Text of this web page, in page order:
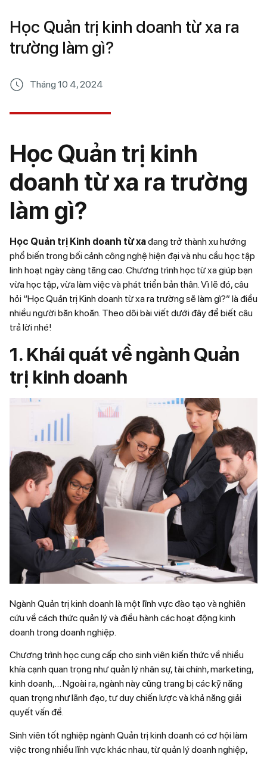
Học Quản trị kinh doanh từ xa ra
trường làm gì?
Tháng 10 4, 2024
Học Quản trị kinh
doanh từ xa ra trường
làm gì?
Học Quản trị Kinh doanh từ xađang trở thành xu hướng
phổ biến trong bối cảnh công nghệ hiện đại và nhu cầu học tập
linh hoạt ngày càng tăng cao. Chương trình học từ xa giúp bạn
vừa học tập, vừa làm việc và phát triển bản thân. Vì lẽ đó, câu
hỏi “Học Quản trị Kinh doanh từ xa ra trường sẽ làm gì?” là điều
nhiều người băn khoăn. Theo dõi bài viết dưới đây để biết câu
trả lời nhé!
1. Khái quát về ngành Quản
trị kinh doanh
Ngành Quản trị kinh doanh là một lĩnh vực đào tạo và nghiên
cứu về cách thức quản lý và điều hành các hoạt động kinh
doanh trong doanh nghiệp.
Chương trình học cung cấp cho sinh viên kiến thức về nhiều
khía cạnh quan trọng như quản lý nhân sự, tài chính, marketing,
kinh doanh,… Ngoài ra, ngành này cũng trang bị các kỹ năng
quan trọng như lãnh đạo, tư duy chiến lược và khả năng giải
quyết vấn đề.
Sinh viên tốt nghiệp ngành Quản trị kinh doanh có cơ hội làm
việc trong nhiều lĩnh vực khác nhau, từ quản lý doanh nghiệp,